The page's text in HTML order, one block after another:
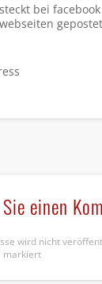
bei
einen
wird nicht
markiert